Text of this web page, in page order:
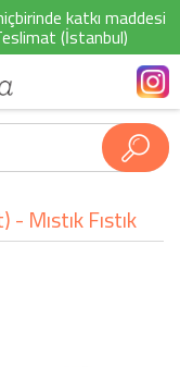
katkı maddesi
(İstanbul)
Mıstık Fıstık